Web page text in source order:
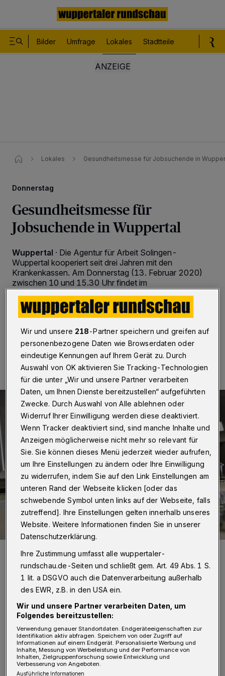
Bilder Umfrage Lokales Stadtteile
Lokales Gesundheitsmesse für Jobsuchende in
Donnerstag
Gesundheitsmesse für
Jobsuchende in Wuppertal
Wuppertal · Die Agentur für Arbeit Solingen-
Wuppertal kooperiert seit drei Jahren mit den
Krankenkassen. Am Donnerstag (13. Februar 2020)
zwischen 10 und 15.30 Uhr findet im
„Gesundheitsförderung bei Arbeitslosen“ statt.
12.02.2020 , 21:48 Uhr 2 Minuten Lesezeit
Symbolfoto.
M artin Klebe, Vorsitzender der
Geschäftsführung der Agentur für
Arbeit Solingen-Wuppertal: „Anhaltende
Arbeitslosigkeit bedeutet für viele Betroffene
Wir und unsere 218-Partner speichern und greifen auf
personenbezogene Daten wie Browserdaten oder
eindeutige Kennungen auf Ihrem Gerät zu. Durch
Auswahl von OK aktivieren Sie Tracking-Technologien
für die unter „Wir und unsere Partner verarbeiten
Daten, um Ihnen Dienste bereitzustellen“ aufgeführten
Zwecke. Durch Auswahl von Alle ablehnen oder
Widerruf Ihrer Einwilligung werden diese deaktiviert.
Wenn Tracker deaktiviert sind, sind manche Inhalte und
Anzeigen möglicherweise nicht mehr so relevant für
Sie. Sie können dieses Menü jederzeit wieder aufrufen,
um Ihre Einstellungen zu ändern oder Ihre Einwilligung
zu widerrufen, indem Sie auf den Link Einstellungen am
unteren Rand der Webseite klicken [oder das
schwebende Symbol unten links auf der Webseite, falls
zutreffend]. Ihre Einstellungen gelten innerhalb unseres
Website. Weitere Informationen finden Sie in unserer
Datenschutzerklärung.
Ihre Zustimmung umfasst alle wuppertaler-
rundschau.de-Seiten und schließt gem. Art. 49 Abs. 1 S.
1 lit. a DSGVO auch die Datenverarbeitung außerhalb
des EWR, z.B. in den USA ein.
Wir und unsere Partner verarbeiten Daten, um
Folgendes bereitzustellen:
Verwendung genauer Standortdaten. Endgeräteeigenschaften zur
Identifikation aktiv abfragen. Speichern von oder Zugriff auf
Informationen auf einem Endgerät. Personalisierte Werbung und
Inhalte, Messung von Werbeleistung und der Performance von
Inhalten, Zielgruppenforschung sowie Entwicklung und
Verbesserung von Angeboten.
Ausführliche Informationen